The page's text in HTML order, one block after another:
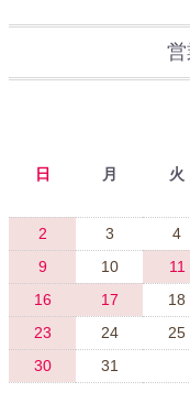
日 月 火
2
3 4
9
10 11
16
17 18
23
24 25
30
31